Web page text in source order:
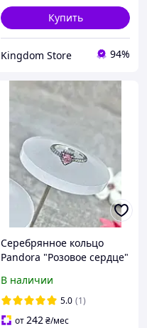
Купить
Kingdom Store 94%
Серебрянное кольцо
Pandora "Розовое сердце"
В наличии
5.0 (1)
от242₴/мес